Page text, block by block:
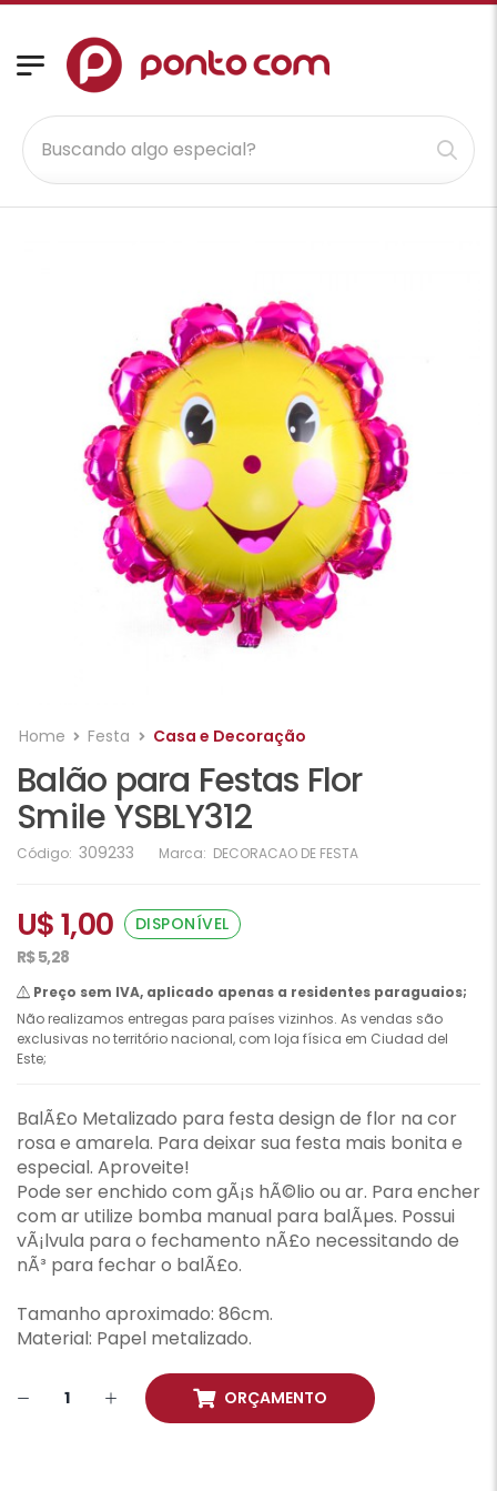
Home Festa Casa e Decoração
Balão para Festas Flor
Smile YSBLY312
Código: 309233 Marca: DECORACAO DE FESTA
U$ 1,00
DISPONÍVEL
R$ 5,28
Preço sem IVA, aplicado apenas a residentes paraguaios;
Não realizamos entregas para países vizinhos. As vendas são
exclusivas no território nacional, com loja física em Ciudad del
Este;
BalÃ£o Metalizado para festa design de flor na cor
rosa e amarela. Para deixar sua festa mais bonita e
especial. Aproveite!
Pode ser enchido com gÃ¡s hÃ©lio ou ar. Para encher
com ar utilize bomba manual para balÃµes. Possui
vÃ¡lvula para o fechamento nÃ£o necessitando de
nÃ³ para fechar o balÃ£o.
Tamanho aproximado: 86cm.
Material: Papel metalizado.
ORÇAMENTO